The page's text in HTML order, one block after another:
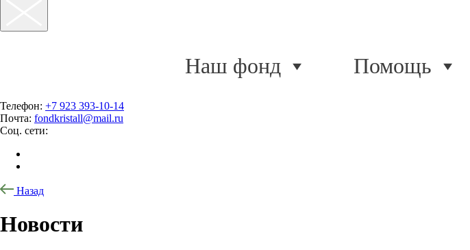
Наш фонд Помощь
Телефон: +7 923 393-10-14
Почта: fondkristall@mail.ru
Соц. сети:
Назад
Новости